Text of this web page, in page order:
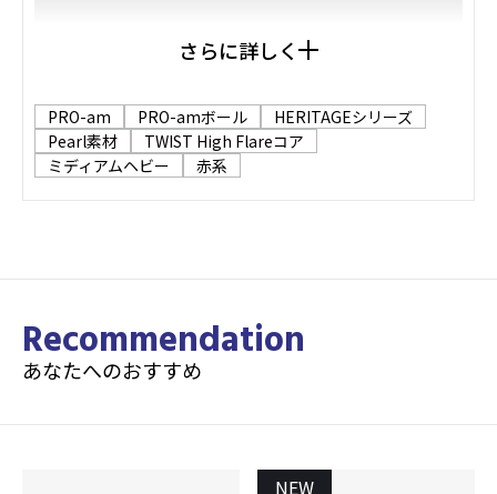
さらに詳しく
PRO-am PRO-amボール
HERITAGEシリーズ
Pearl素材
TWIST High Flareコア
ミディアムヘビー
赤系
Recommendation
あなたへのおすすめ